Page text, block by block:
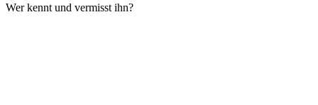
Wer kennt und vermisst ihn?